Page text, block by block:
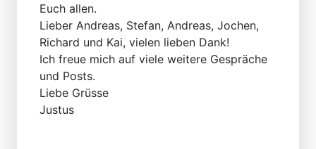
Euch allen.
Lieber Andreas, Stefan, Andreas, Jochen,
Richard und Kai, vielen lieben Dank!
Ich freue mich auf viele weitere Gespräche
und Posts.
Liebe Grüsse
Justus